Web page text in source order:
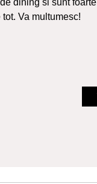
Va multumesc!